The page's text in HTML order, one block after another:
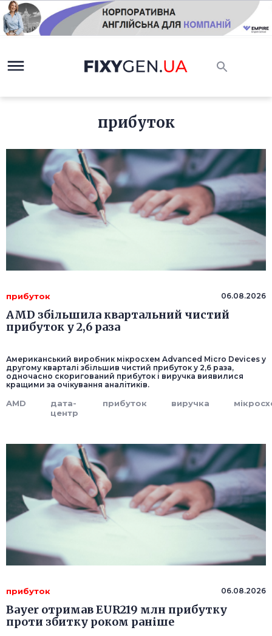
прибуток
прибуток 06.08.2026
AMD збільшила квартальний чистий
прибуток у 2,6 раза
Американський виробник мікросхем Advanced Micro Devices у
другому кварталі збільшив чистий прибуток у 2,6 раза,
одночасно скоригований прибуток і виручка виявилися
кращими за очікування аналітиків.
AMD
дата-
центр
прибуток виручка
прибуток 06.08.2026
Bayer отримав EUR219 млн прибутку
проти збитку роком раніше